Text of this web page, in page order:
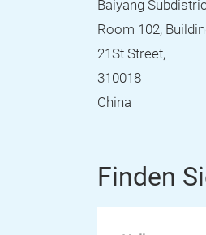
Baiyang
Room 102,
21St Street,
310018
China
Finden